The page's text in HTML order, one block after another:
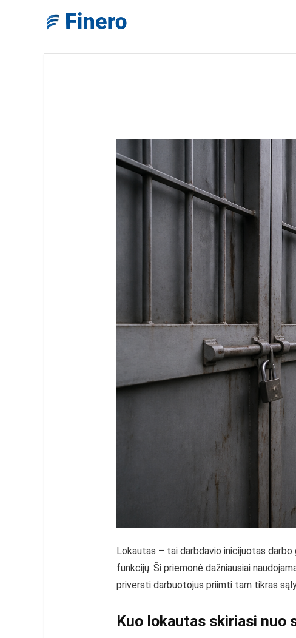
Lokautas – tai darbdavio inicijuotas
funkcijų. Ši priemonė dažniausiai
priversti darbuotojus priimti tam tikras
Kuo lokautas skiriasi nuo